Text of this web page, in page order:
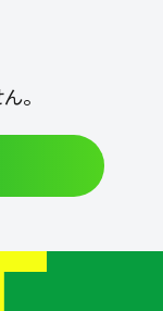
。